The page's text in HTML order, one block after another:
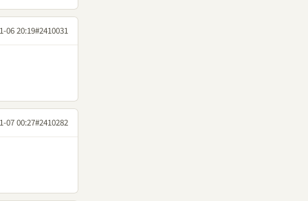
06 20:19#2410031
07 00:27#2410282